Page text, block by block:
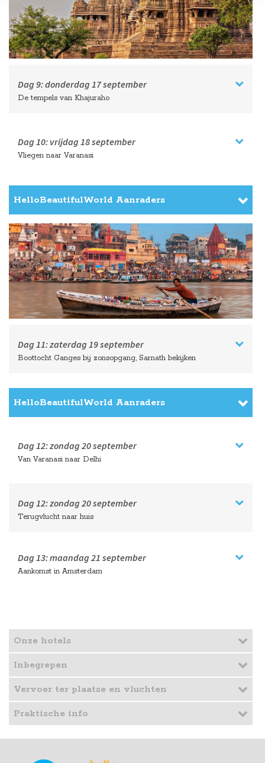
Dag 9:donderdag 17 september
De tempels van Khajuraho
Dag 10: vrijdag 18 september
Vliegen naar Varanasi
HelloBeautifulWorld Aanraders
Dag 11:zaterdag 19 september
Boottocht Ganges bij zonsopgang, Sarnath bekijken
HelloBeautifulWorld Aanraders
Dag 12:zondag 20 september
Van Varanasi naar Delhi
Dag 12:zondag 20 september
Terugvlucht naar huis
Dag 13:maandag 21 september
Aankomst in Amsterdam
Onze hotels
Inbegrepen
Vervoer ter plaatse en vluchten
Praktische info